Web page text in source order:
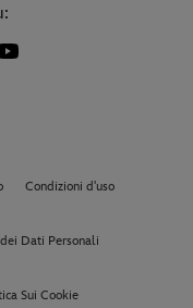
Condizioni d'uso
Dati Personali
Sui Cookie